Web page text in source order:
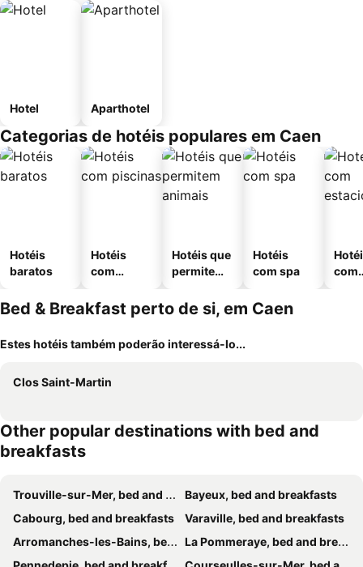
Hotel Aparthotel
Categorias de hotéis populares em Caen
Hotéis
baratos
Hotéis
com
Hotéis que
permitem
Hotéis
com spa
com
Bed & Breakfast perto de si, em Caen
Estes hotéis também poderão interessá-lo...
Clos Saint-Martin
Other popular destinations with bed and
breakfasts
Trouville-sur-Mer, bed and breakfasts
Bayeux, bed and breakfasts
Cabourg, bed and breakfasts
Varaville, bed and breakfasts
Arromanches-les-Bains, bed and breakfasts
La Pommeraye, bed and breakfasts